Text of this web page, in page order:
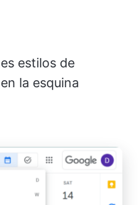
estilos de
la esquina